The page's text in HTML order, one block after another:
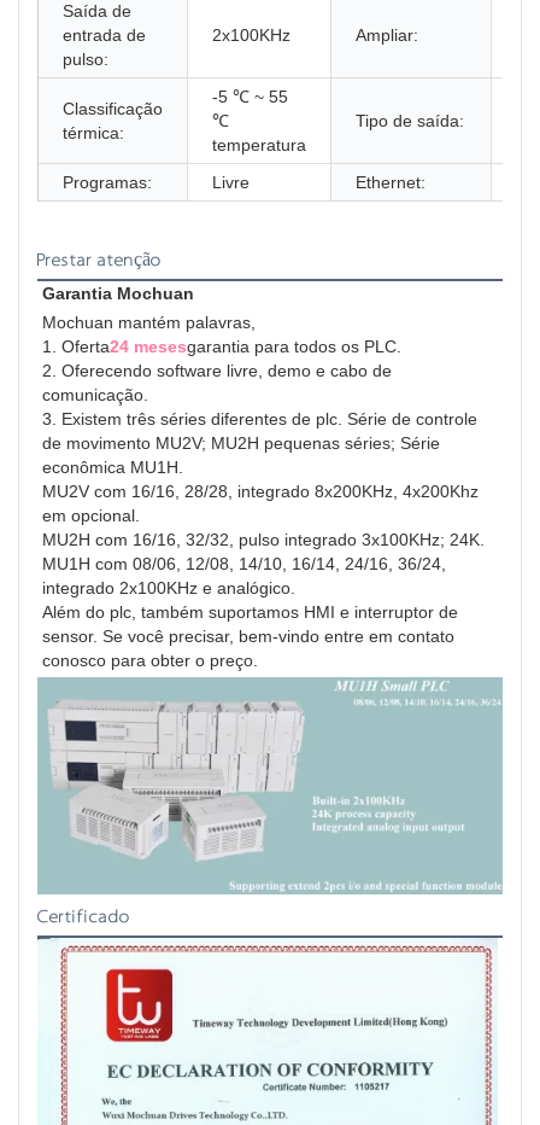
Saída de
entrada de
pulso:
2x100KHz Ampliar:
Classificação
térmica:
-5 ℃ ~ 55
℃
temperatura
Tipo de saída:
Programas: Livre Ethernet:
Prestar atenção
Garantia Mochuan
Mochuan mantém palavras,
1. Oferta24 mesesgarantia para todos os PLC.
2. Oferecendo software livre, demo e cabo de
comunicação.
3. Existem três séries diferentes de plc. Série de controle
de movimento MU2V; MU2H pequenas séries; Série
econômica MU1H.
MU2V com 16/16, 28/28, integrado 8x200KHz, 4x200Khz
em opcional.
MU2H com 16/16, 32/32, pulso integrado 3x100KHz; 24K.
MU1H com 08/06, 12/08, 14/10, 16/14, 24/16, 36/24,
integrado 2x100KHz e analógico.
Além do plc, também suportamos HMI e interruptor de
sensor. Se você precisar, bem-vindo entre em contato
conosco para obter o preço.
Certificado